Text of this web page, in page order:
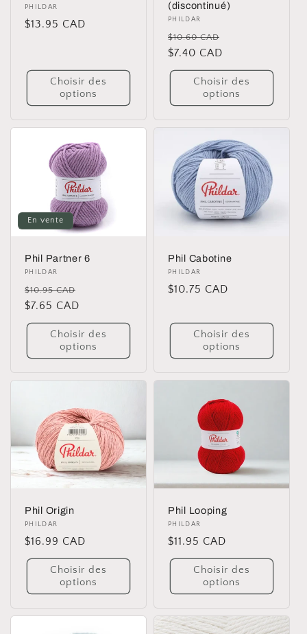
Distributeur :
PHILDAR
Prix
$13.95 CAD
Choisir des
options
(discontinué)
Distributeur :
PHILDAR
Prix
habituel
$10.60 CAD
$7.40 CAD
Choisir des
options
En vente
Phil Partner 6
Distributeur :
PHILDAR
Prix
habituel
$10.95 CAD
$7.65 CAD
Choisir des
options
Phil Cabotine
Distributeur :
PHILDAR
Prix
$10.75 CAD
Choisir des
options
Phil Origin
Distributeur :
PHILDAR
Prix
habituel
$16.99 CAD
Choisir des
options
Phil Looping
Distributeur :
PHILDAR
Prix
habituel
$11.95 CAD
Choisir des
options